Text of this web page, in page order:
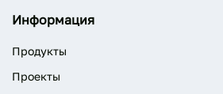
Информация
Продукты
Проекты